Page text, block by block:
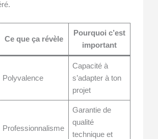
Ce que ça révèle
Pourquoi c’est
important
Polyvalence
Capacité à
s’adapter à ton
projet
Professionnalisme
Garantie de
qualité
technique et